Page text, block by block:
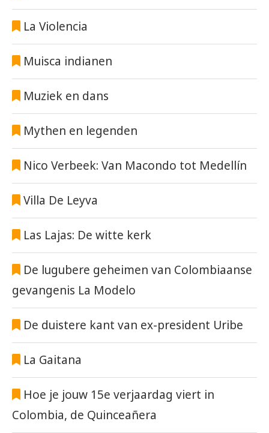
La Violencia
Muisca indianen
Muziek en dans
Mythen en legenden
Nico Verbeek: Van Macondo tot Medellín
Villa De Leyva
Las Lajas: De witte kerk
De lugubere geheimen van Colombiaanse
gevangenis La Modelo
De duistere kant van ex-president Uribe
La Gaitana
Hoe je jouw 15e verjaardag viert in
Colombia, de Quinceañera